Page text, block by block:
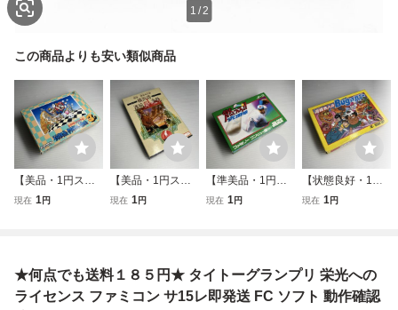
1 /2
この商品よりも安い類似商品
【美品・1円スタ
ート】ファミコン
現在 1円
【美品・1円スタ
ート】ファミコン
現在 1円
【準美品・1円ス
タート】ファミコ
現在 1円
【状態良好・1円
スタート】ファミ
現在 1円
★何点でも送料１８５円★ タイトーグランプリ 栄光への
ライセンス ファミコン サ15レ即発送 FC ソフト 動作確認